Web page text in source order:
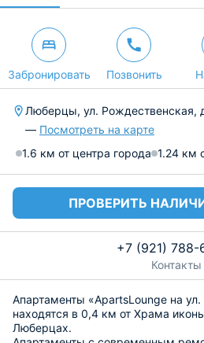
Забронировать Позвонить
Люберцы, ул. Рождественская,
— Посмотреть на карте
1.6 км от центра города 1.24 км
ПРОВЕРИТЬ
+7 (921) 788-
Контакты
Апартаменты «ApartsLounge на
находятся в 0,4 км от Храма
Люберцах.